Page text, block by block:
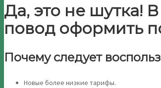
Да, это не шутка!
повод оформить
Почему следует
Новые более низкие тарифы.